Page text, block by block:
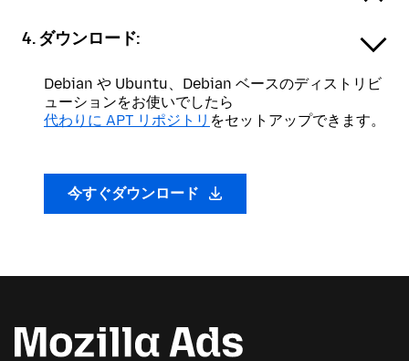
4. ダウンロード:
Debian や Ubuntu、Debian ベースのディストリビ
ューションをお使いでしたら
代わりに APT リポジトリ をセットアップできます。
今すぐダウンロード